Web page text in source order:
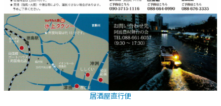
居酒屋直行便